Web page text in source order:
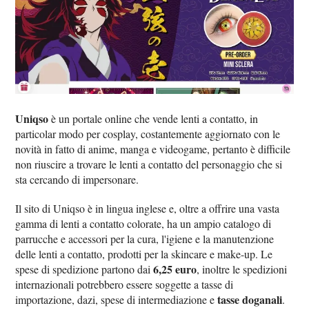
Uniqsoè un portale online che vende lenti a contatto, in
particolar modo per cosplay, costantemente aggiornato con le
novità in fatto di anime, manga e videogame, pertanto è difficile
non riuscire a trovare le lenti a contatto del personaggio che si
sta cercando di impersonare.
Il sito di Uniqso è in lingua inglese e, oltre a offrire una vasta
gamma di lenti a contatto colorate, ha un ampio catalogo di
parrucche e accessori per la cura, l'igiene e la manutenzione
delle lenti a contatto, prodotti per la skincare e make-up. Le
spese di spedizione partono dai6,25 euro, inoltre le spedizioni
internazionali potrebbero essere soggette a tasse di
importazione, dazi, spese di intermediazione etasse doganali.